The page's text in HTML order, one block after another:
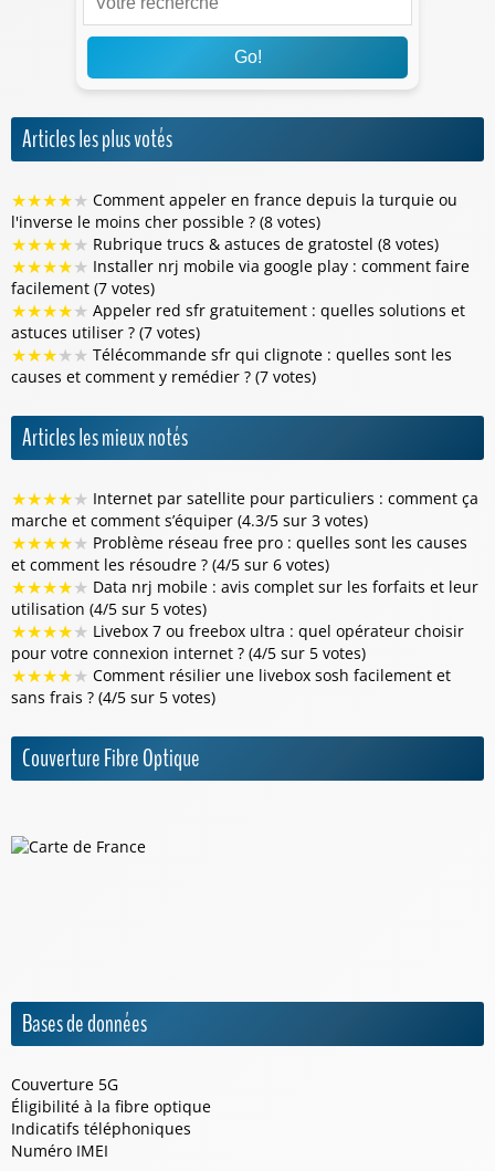
Go!
Articles les plus votés
★★★★★ Comment appeler en france depuis la turquie ou
l'inverse le moins cher possible ? (8 votes)
★★★★★ Rubrique trucs & astuces de gratostel (8 votes)
★★★★★ Installer nrj mobile via google play : comment faire
facilement (7 votes)
★★★★★ Appeler red sfr gratuitement : quelles solutions et
astuces utiliser ? (7 votes)
★★★★★ Télécommande sfr qui clignote : quelles sont les
causes et comment y remédier ? (7 votes)
Articles les mieux notés
★★★★★ Internet par satellite pour particuliers : comment ça
marche et comment s’équiper (4.3/5 sur 3 votes)
★★★★★ Problème réseau free pro : quelles sont les causes
et comment les résoudre ? (4/5 sur 6 votes)
★★★★★ Data nrj mobile : avis complet sur les forfaits et leur
utilisation (4/5 sur 5 votes)
★★★★★ Livebox 7 ou freebox ultra : quel opérateur choisir
pour votre connexion internet ? (4/5 sur 5 votes)
★★★★★ Comment résilier une livebox sosh facilement et
sans frais ? (4/5 sur 5 votes)
Couverture Fibre Optique
Bases de données
Couverture 5G
Éligibilité à la fibre optique
Indicatifs téléphoniques
Numéro IMEI